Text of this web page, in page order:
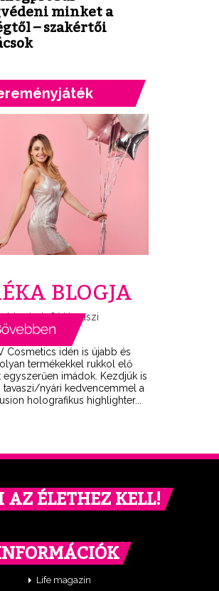
minket a
– szakértői
BLOGJA
Cosmetics idén is újabb és
termékekkel rukkol elő
egyszerűen imádok. Kezdjük is
tavaszi/nyári kedvencemmel a
holografikus highlighter...
ÉLETHEZ KELL!
Life magazin